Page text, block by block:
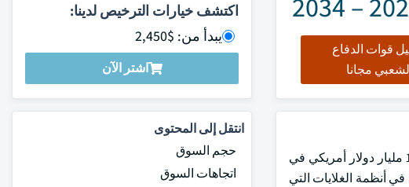
قوات الدفاع
مجانا
اكتشف خيارات الترخيص لدينا:
يبدأ من: $2,450
اشتر الآن
بلغت قيمة سوق الغلايات الكيميائية التي تعمل بالغاز 760 مليون دولار أمريكي في عام 2024. من المتوقع أن يصل السوق إلى 1.2 مليار دولار أمريكي في
في أنظمة الغلايات التي
انتقل إلى المحتوى
حجم السوق
اتجاهات السوق